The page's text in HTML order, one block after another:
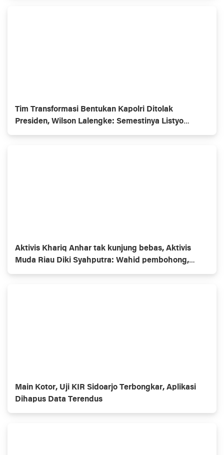
Tim Transformasi Bentukan Kapolri Ditolak
Presiden, Wilson Lalengke: Semestinya Listyo
Mundur Saja
Aktivis Khariq Anhar tak kunjung bebas, Aktivis
Muda Riau Diki Syahputra: Wahid pembohong,
Gubernur omon2
Main Kotor, Uji KIR Sidoarjo Terbongkar, Aplikasi
Dihapus Data Terendus